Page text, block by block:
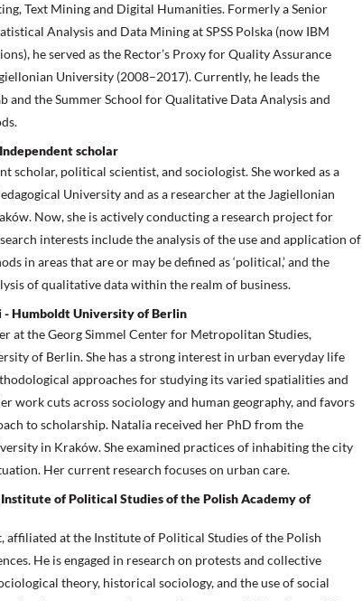
Text Mining and Digital Humanities. Formerly a Senior
Analysis and Data Mining at SPSS Polska (now IBM
he served as the Rector’s Proxy for Quality Assurance
University (2008–2017). Currently, he leads the
and the Summer School for Qualitative Data Analysis and
scholar
scholar, political scientist, and sociologist. She worked as a
University and as a researcher at the Jagiellonian
Now, she is actively conducting a research project for
interests include the analysis of the use and application of
in areas that are or may be defined as ‘political,’ and the
of qualitative data within the realm of business.
Humboldt University of Berlin
at the Georg Simmel Center for Metropolitan Studies,
of Berlin. She has a strong interest in urban everyday life
approaches for studying its varied spatialities and
work cuts across sociology and human geography, and favors
to scholarship. Natalia received her PhD from the
in Kraków. She examined practices of inhabiting the city
Her current research focuses on urban care.
of Political Studies of the Polish Academy of
affiliated at the Institute of Political Studies of the Polish
He is engaged in research on protests and collective
theory, historical sociology, and the use of social